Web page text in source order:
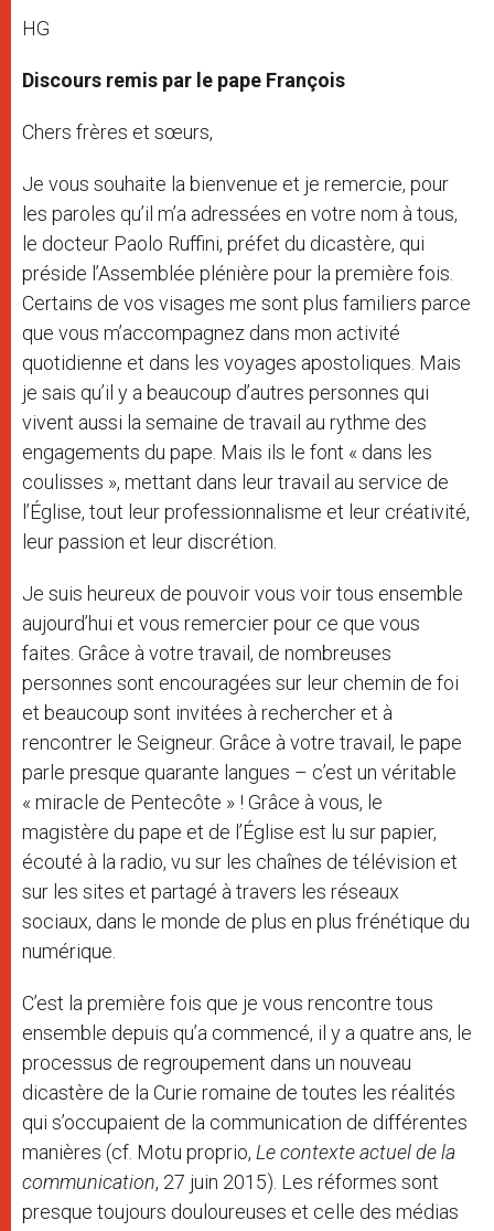
HG
Discours remis par le pape François
Chers frères et sœurs,
Je vous souhaite la bienvenue et je remercie, pour
les paroles qu’il m’a adressées en votre nom à tous,
le docteur Paolo Ruffini, préfet du dicastère, qui
préside l’Assemblée plénière pour la première fois.
Certains de vos visages me sont plus familiers parce
que vous m’accompagnez dans mon activité
quotidienne et dans les voyages apostoliques. Mais
je sais qu’il y a beaucoup d’autres personnes qui
vivent aussi la semaine de travail au rythme des
engagements du pape. Mais ils le font « dans les
coulisses », mettant dans leur travail au service de
l’Église, tout leur professionnalisme et leur créativité,
leur passion et leur discrétion.
Je suis heureux de pouvoir vous voir tous ensemble
aujourd’hui et vous remercier pour ce que vous
faites. Grâce à votre travail, de nombreuses
personnes sont encouragées sur leur chemin de foi
et beaucoup sont invitées à rechercher et à
rencontrer le Seigneur. Grâce à votre travail, le pape
parle presque quarante langues – c’est un véritable
« miracle de Pentecôte » ! Grâce à vous, le
magistère du pape et de l’Église est lu sur papier,
écouté à la radio, vu sur les chaînes de télévision et
sur les sites et partagé à travers les réseaux
sociaux, dans le monde de plus en plus frénétique du
numérique.
C’est la première fois que je vous rencontre tous
ensemble depuis qu’a commencé, il y a quatre ans, le
processus de regroupement dans un nouveau
dicastère de la Curie romaine de toutes les réalités
qui s’occupaient de la communication de différentes
manières (cf. Motu proprio, Le contexte actuel de la
communication, 27 juin 2015). Les réformes sont
presque toujours douloureuses et celle des médias